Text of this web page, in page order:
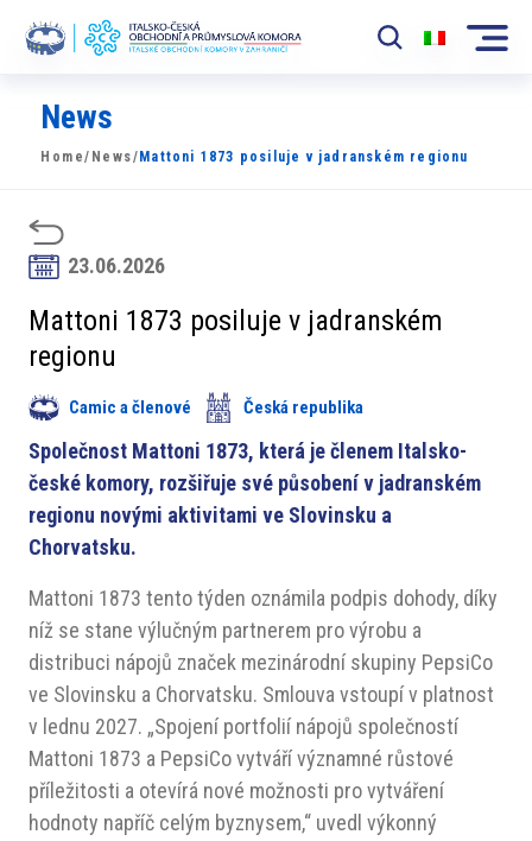
Komora
News
Události
Rozvoj Trhu
Členové
​​Projekty
Členská sekce
News
Home/ News/ Mattoni 1873 posiluje v jadranském regionu
23.06.2026
Mattoni 1873 posiluje v jadranském
regionu
Camic a členové Česká republika
Společnost Mattoni 1873, která je členem Italsko-
české komory, rozšiřuje své působení v jadranském
regionu novými aktivitami ve Slovinsku a
Chorvatsku.
Mattoni 1873 tento týden oznámila podpis dohody, díky
níž se stane výlučným partnerem pro výrobu a
distribuci nápojů značek mezinárodní skupiny PepsiCo
ve Slovinsku a Chorvatsku. Smlouva vstoupí v platnost
v lednu 2027. „Spojení portfolií nápojů společností
Mattoni 1873 a PepsiCo vytváří významné růstové
příležitosti a otevírá nové možnosti pro vytváření
hodnoty napříč celým byznysem,“ uvedl výkonný